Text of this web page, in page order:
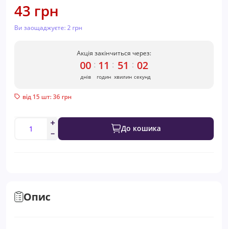
43 грн
Ви заощаджуєте:2 грн
Акція закінчиться через:
00
днів
: 11
годин
: 51
хвилин
: 02
секунд
від 15 шт: 36 грн
До кошика
Опис